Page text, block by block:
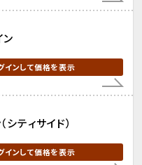
ン
インして価格を表示
シティサイド）
インして価格を表示